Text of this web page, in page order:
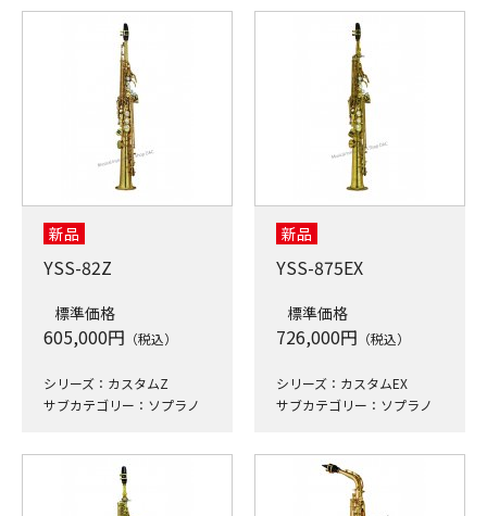
新品
YSS-82Z
標準価格
605,000円 （税込）
シリーズ：カスタムZ
サブカテゴリー：ソプラノ
新品
YSS-875EX
標準価格
726,000円 （税込）
シリーズ：カスタムEX
サブカテゴリー：ソプラノ